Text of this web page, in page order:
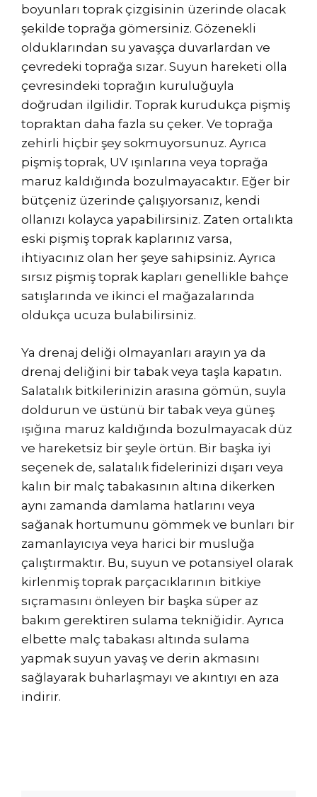
boyunları toprak çizgisinin üzerinde olacak
şekilde toprağa gömersiniz. Gözenekli
olduklarından su yavaşça duvarlardan ve
çevredeki toprağa sızar. Suyun hareketi olla
çevresindeki toprağın kuruluğuyla
doğrudan ilgilidir. Toprak kurudukça pişmiş
topraktan daha fazla su çeker. Ve toprağa
zehirli hiçbir şey sokmuyorsunuz. Ayrıca
pişmiş toprak, UV ışınlarına veya toprağa
maruz kaldığında bozulmayacaktır. Eğer bir
bütçeniz üzerinde çalışıyorsanız, kendi
ollanızı kolayca yapabilirsiniz. Zaten ortalıkta
eski pişmiş toprak kaplarınız varsa,
ihtiyacınız olan her şeye sahipsiniz. Ayrıca
sırsız pişmiş toprak kapları genellikle bahçe
satışlarında ve ikinci el mağazalarında
oldukça ucuza bulabilirsiniz.
Ya drenaj deliği olmayanları arayın ya da
drenaj deliğini bir tabak veya taşla kapatın.
Salatalık bitkilerinizin arasına gömün, suyla
doldurun ve üstünü bir tabak veya güneş
ışığına maruz kaldığında bozulmayacak düz
ve hareketsiz bir şeyle örtün. Bir başka iyi
seçenek de, salatalık fidelerinizi dışarı veya
kalın bir malç tabakasının altına dikerken
aynı zamanda damlama hatlarını veya
sağanak hortumunu gömmek ve bunları bir
zamanlayıcıya veya harici bir musluğa
çalıştırmaktır. Bu, suyun ve potansiyel olarak
kirlenmiş toprak parçacıklarının bitkiye
sıçramasını önleyen bir başka süper az
bakım gerektiren sulama tekniğidir. Ayrıca
elbette malç tabakası altında sulama
yapmak suyun yavaş ve derin akmasını
sağlayarak buharlaşmayı ve akıntıyı en aza
indirir.